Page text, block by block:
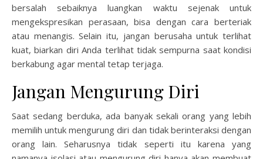
bersalah sebaiknya luangkan waktu sejenak untuk
mengekspresikan perasaan, bisa dengan cara berteriak
atau menangis. Selain itu, jangan berusaha untuk terlihat
kuat, biarkan diri Anda terlihat tidak sempurna saat kondisi
berkabung agar mental tetap terjaga.
Jangan Mengurung Diri
Saat sedang berduka, ada banyak sekali orang yang lebih
memilih untuk mengurung diri dan tidak berinteraksi dengan
orang lain. Seharusnya tidak seperti itu karena yang